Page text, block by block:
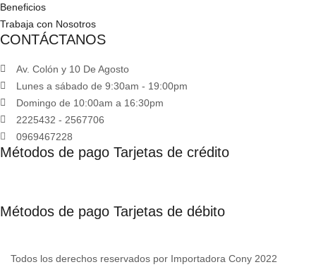
Beneficios
Trabaja con Nosotros
CONTÁCTANOS
Av. Colón y 10 De Agosto
Lunes a sábado de 9:30am - 19:00pm
Domingo de 10:00am a 16:30pm
2225432 - 2567706
0969467228
Métodos de pago Tarjetas de crédito
Métodos de pago Tarjetas de débito
Todos los derechos reservados por Importadora Cony 2022